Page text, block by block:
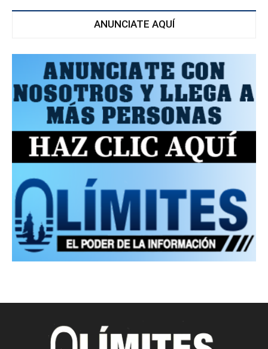
ANUNCIATE AQUÍ